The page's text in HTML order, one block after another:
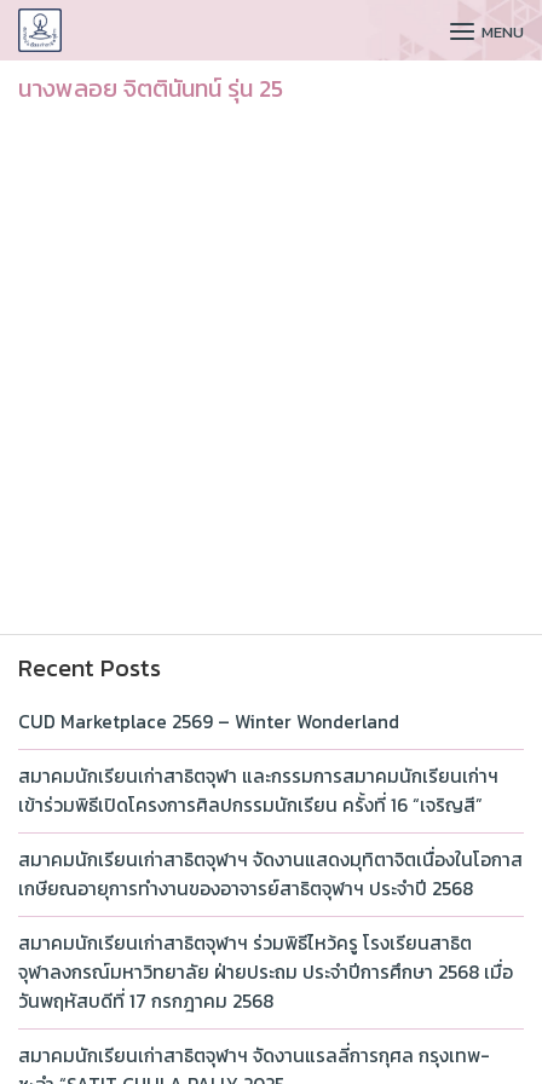
CUDAA MENU
นางพลอย จิตตินันทน์ รุ่น 25
Recent Posts
CUD Marketplace 2569 – Winter Wonderland
สมาคมนักเรียนเก่าสาธิตจุฬา และกรรมการสมาคมนักเรียนเก่าฯ
เข้าร่วมพิธีเปิดโครงการศิลปกรรมนักเรียน ครั้งที่ 16 “เจริญสี”
สมาคมนักเรียนเก่าสาธิตจุฬาฯ จัดงานแสดงมุทิตาจิตเนื่องในโอกาส
เกษียณอายุการทำงานของอาจารย์สาธิตจุฬาฯ ประจำปี 2568
สมาคมนักเรียนเก่าสาธิตจุฬาฯ ร่วมพิธีไหว้ครู โรงเรียนสาธิต
จุฬาลงกรณ์มหาวิทยาลัย ฝ่ายประถม ประจำปีการศึกษา 2568 เมื่อ
วันพฤหัสบดีที่ 17 กรกฎาคม 2568
สมาคมนักเรียนเก่าสาธิตจุฬาฯ จัดงานแรลลี่การกุศล กรุงเทพ-